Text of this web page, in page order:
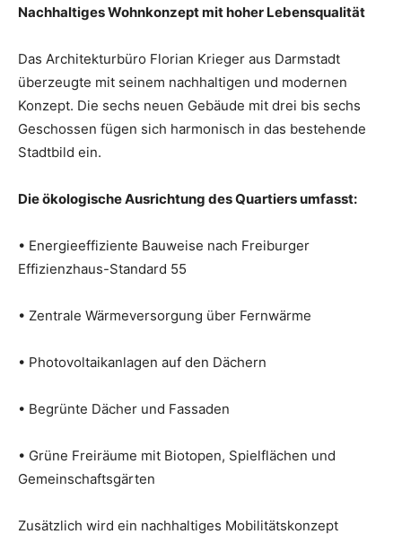
Nachhaltiges Wohnkonzept mit hoher Lebensqualität
Das Architekturbüro Florian Krieger aus Darmstadt
überzeugte mit seinem nachhaltigen und modernen
Konzept. Die sechs neuen Gebäude mit drei bis sechs
Geschossen fügen sich harmonisch in das bestehende
Stadtbild ein.
Die ökologische Ausrichtung des Quartiers umfasst:
• Energieeffiziente Bauweise nach Freiburger
Effizienzhaus-Standard 55
• Zentrale Wärmeversorgung über Fernwärme
• Photovoltaikanlagen auf den Dächern
• Begrünte Dächer und Fassaden
• Grüne Freiräume mit Biotopen, Spielflächen und
Gemeinschaftsgärten
Zusätzlich wird ein nachhaltiges Mobilitätskonzept